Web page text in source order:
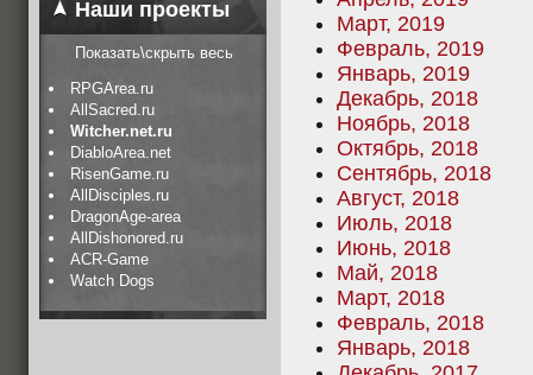
Наши проекты
Показать\скрыть весь
RPGArea.ru
AllSacred.ru
Witcher.net.ru
DiabloArea.net
RisenGame.ru
AllDisciples.ru
DragonAge-area
AllDishonored.ru
ACR-Game
Watch Dogs
Март, 2019
Февраль, 2019
Январь, 2019
Декабрь, 2018
Ноябрь, 2018
Октябрь, 2018
Сентябрь, 2018
Август, 2018
Июль, 2018
Июнь, 2018
Май, 2018
Март, 2018
Февраль, 2018
Январь, 2018